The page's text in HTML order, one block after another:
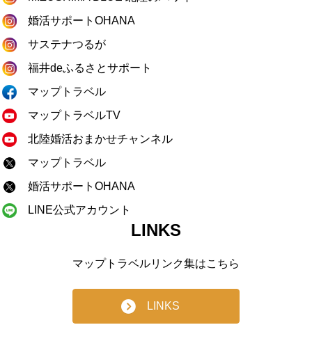
婚活サポートOHANA
サステナつるが
福井deふるさとサポート
マップトラベル
マップトラベルTV
北陸婚活おまかせチャンネル
マップトラベル
婚活サポートOHANA
LINE公式アカウント
LINKS
マップトラベルリンク集はこちら
LINKS